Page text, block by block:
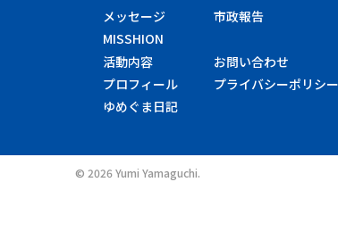
メッセージ
MISSHION
活動内容
プロフィール
ゆめぐま日記
市政報告
お問い合わせ
プライバシーポリシ
© 2026 Yumi Yamaguchi.